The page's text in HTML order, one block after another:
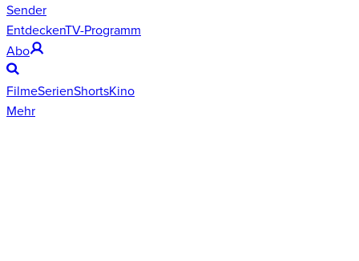
Sender
EntdeckenTV-Programm
Abo
FilmeSerienShortsKino
Mehr